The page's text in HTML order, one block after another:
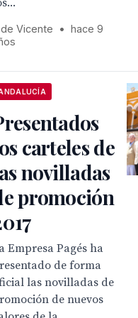
Vicente •
hace 9
carteles de
novilladas
promoción
Empresa Pagés ha
de forma
las novilladas de
de nuevos